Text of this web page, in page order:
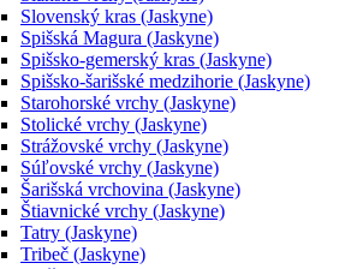
Slovenský kras (Jaskyne)
Spišská Magura (Jaskyne)
Spišsko-gemerský kras (Jaskyne)
Spišsko-šarišské medzihorie (Jaskyne)
Starohorské vrchy (Jaskyne)
Stolické vrchy (Jaskyne)
Strážovské vrchy (Jaskyne)
Súľovské vrchy (Jaskyne)
Šarišská vrchovina (Jaskyne)
Štiavnické vrchy (Jaskyne)
Tatry (Jaskyne)
Tribeč (Jaskyne)